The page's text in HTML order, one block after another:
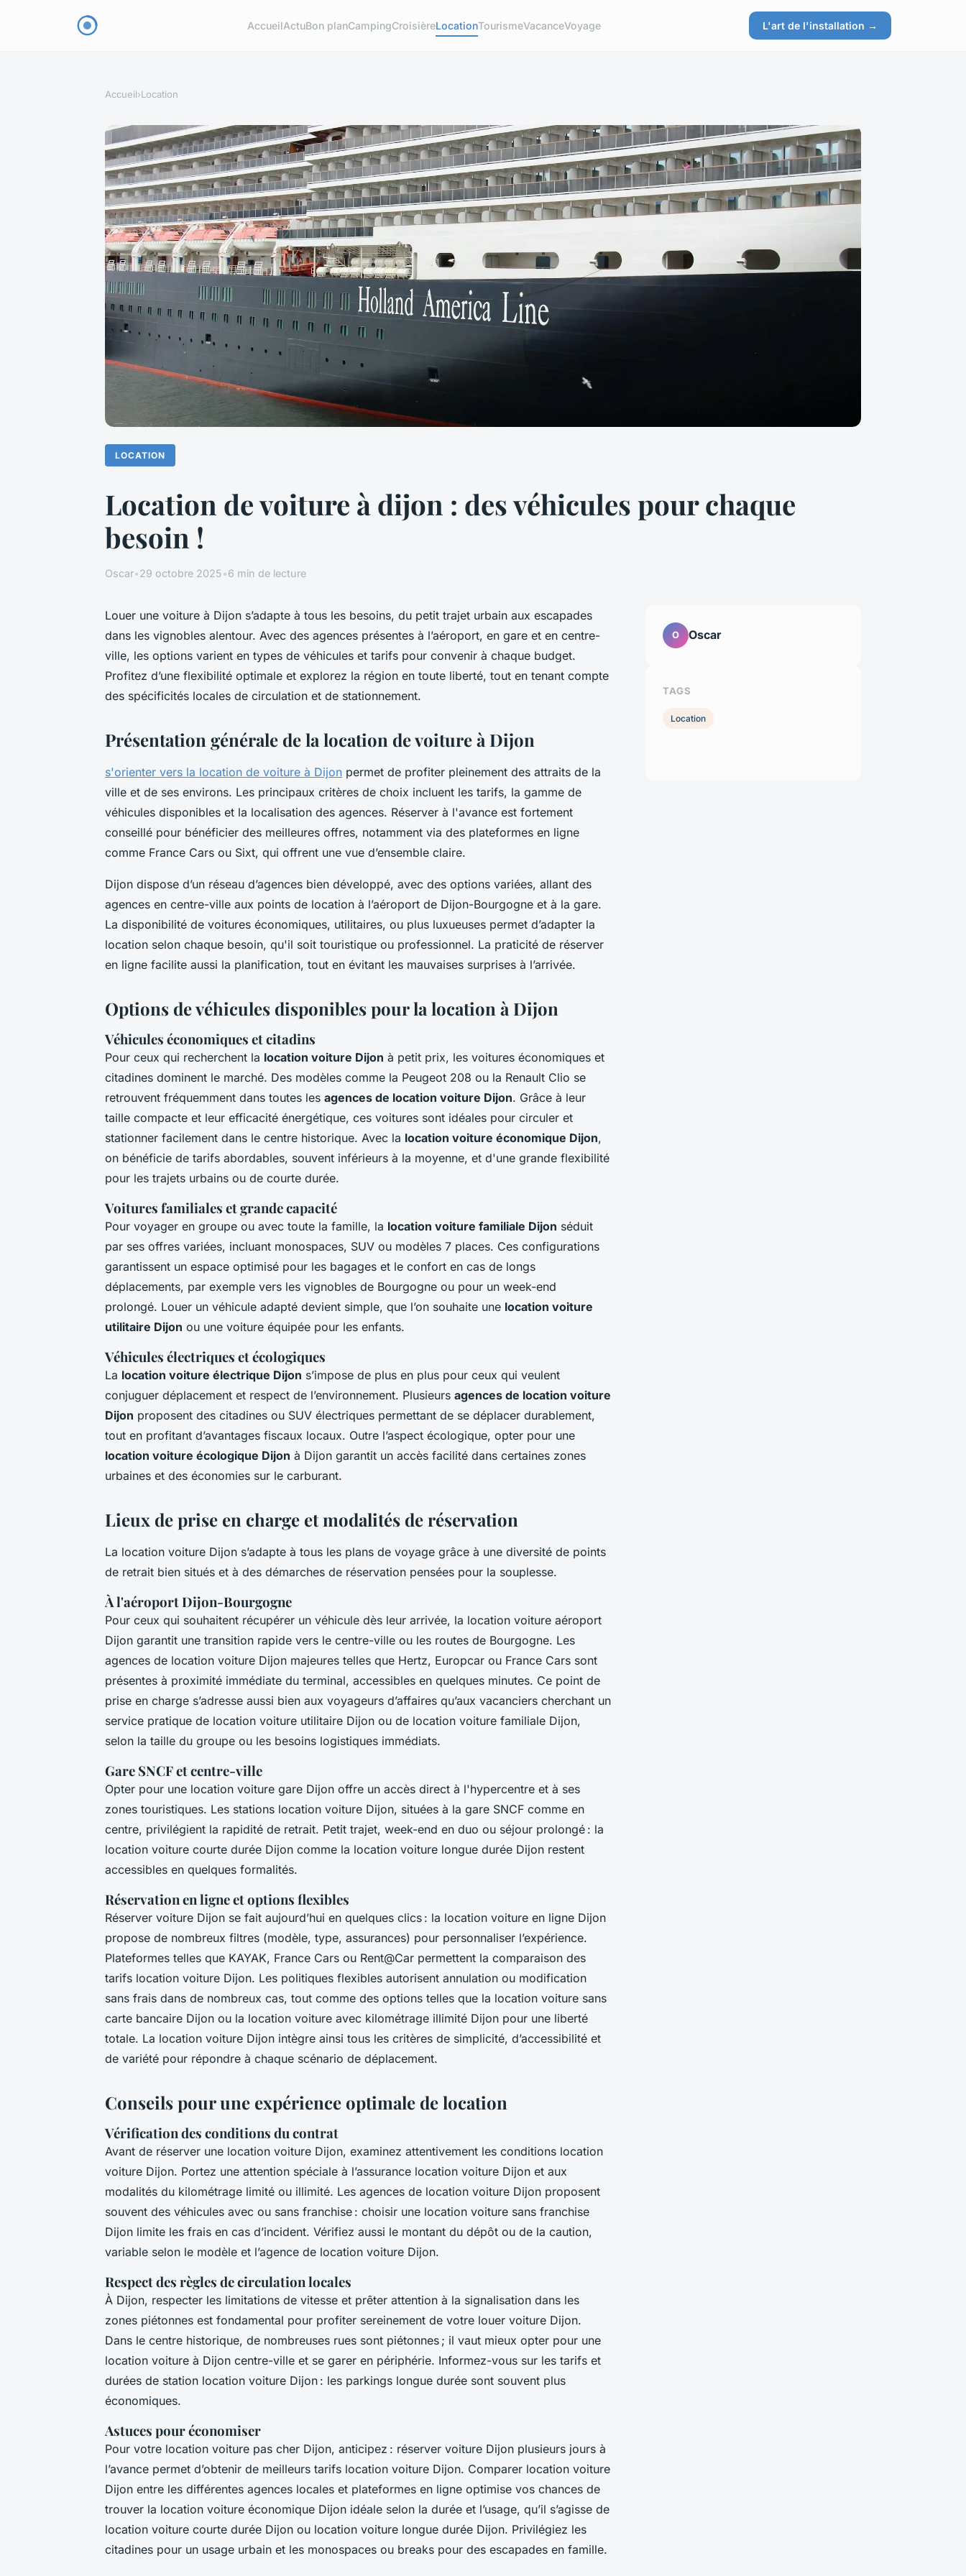
AccueilActuBon planCampingCroisièreLocationTourismeVacanceVoyage L'art de l'installation →
Accueil›Location
LOCATION
Location de voiture à dijon : des véhicules pour chaque
besoin !
Oscar•29 octobre 2025•6 min de lecture
Louer une voiture à Dijon s’adapte à tous les besoins, du petit trajet urbain aux escapades
dans les vignobles alentour. Avec des agences présentes à l’aéroport, en gare et en centre-
ville, les options varient en types de véhicules et tarifs pour convenir à chaque budget.
Profitez d’une flexibilité optimale et explorez la région en toute liberté, tout en tenant compte
des spécificités locales de circulation et de stationnement.
Présentation générale de la location de voiture à Dijon
s'orienter vers la location de voiture à Dijon permet de profiter pleinement des attraits de la
ville et de ses environs. Les principaux critères de choix incluent les tarifs, la gamme de
véhicules disponibles et la localisation des agences. Réserver à l'avance est fortement
conseillé pour bénéficier des meilleures offres, notamment via des plateformes en ligne
comme France Cars ou Sixt, qui offrent une vue d’ensemble claire.
Dijon dispose d’un réseau d’agences bien développé, avec des options variées, allant des
agences en centre-ville aux points de location à l’aéroport de Dijon-Bourgogne et à la gare.
La disponibilité de voitures économiques, utilitaires, ou plus luxueuses permet d’adapter la
location selon chaque besoin, qu'il soit touristique ou professionnel. La praticité de réserver
en ligne facilite aussi la planification, tout en évitant les mauvaises surprises à l’arrivée.
Options de véhicules disponibles pour la location à Dijon
Véhicules économiques et citadins
Pour ceux qui recherchent la location voiture Dijon à petit prix, les voitures économiques et
citadines dominent le marché. Des modèles comme la Peugeot 208 ou la Renault Clio se
retrouvent fréquemment dans toutes les agences de location voiture Dijon. Grâce à leur
taille compacte et leur efficacité énergétique, ces voitures sont idéales pour circuler et
stationner facilement dans le centre historique. Avec la location voiture économique Dijon,
on bénéficie de tarifs abordables, souvent inférieurs à la moyenne, et d'une grande flexibilité
pour les trajets urbains ou de courte durée.
Voitures familiales et grande capacité
Pour voyager en groupe ou avec toute la famille, la location voiture familiale Dijon séduit
par ses offres variées, incluant monospaces, SUV ou modèles 7 places. Ces configurations
garantissent un espace optimisé pour les bagages et le confort en cas de longs
déplacements, par exemple vers les vignobles de Bourgogne ou pour un week-end
prolongé. Louer un véhicule adapté devient simple, que l’on souhaite une location voiture
utilitaire Dijon ou une voiture équipée pour les enfants.
Véhicules électriques et écologiques
La location voiture électrique Dijon s’impose de plus en plus pour ceux qui veulent
conjuguer déplacement et respect de l’environnement. Plusieurs agences de location voiture
Dijon proposent des citadines ou SUV électriques permettant de se déplacer durablement,
tout en profitant d’avantages fiscaux locaux. Outre l’aspect écologique, opter pour une
location voiture écologique Dijon à Dijon garantit un accès facilité dans certaines zones
urbaines et des économies sur le carburant.
Lieux de prise en charge et modalités de réservation
La location voiture Dijon s’adapte à tous les plans de voyage grâce à une diversité de points
de retrait bien situés et à des démarches de réservation pensées pour la souplesse.
À l'aéroport Dijon-Bourgogne
Pour ceux qui souhaitent récupérer un véhicule dès leur arrivée, la location voiture aéroport
Dijon garantit une transition rapide vers le centre-ville ou les routes de Bourgogne. Les
agences de location voiture Dijon majeures telles que Hertz, Europcar ou France Cars sont
présentes à proximité immédiate du terminal, accessibles en quelques minutes. Ce point de
prise en charge s’adresse aussi bien aux voyageurs d’affaires qu’aux vacanciers cherchant un
service pratique de location voiture utilitaire Dijon ou de location voiture familiale Dijon,
selon la taille du groupe ou les besoins logistiques immédiats.
Gare SNCF et centre-ville
Opter pour une location voiture gare Dijon offre un accès direct à l'hypercentre et à ses
zones touristiques. Les stations location voiture Dijon, situées à la gare SNCF comme en
centre, privilégient la rapidité de retrait. Petit trajet, week-end en duo ou séjour prolongé : la
location voiture courte durée Dijon comme la location voiture longue durée Dijon restent
accessibles en quelques formalités.
Réservation en ligne et options flexibles
Réserver voiture Dijon se fait aujourd’hui en quelques clics : la location voiture en ligne Dijon
propose de nombreux filtres (modèle, type, assurances) pour personnaliser l’expérience.
Plateformes telles que KAYAK, France Cars ou Rent@Car permettent la comparaison des
tarifs location voiture Dijon. Les politiques flexibles autorisent annulation ou modification
sans frais dans de nombreux cas, tout comme des options telles que la location voiture sans
carte bancaire Dijon ou la location voiture avec kilométrage illimité Dijon pour une liberté
totale. La location voiture Dijon intègre ainsi tous les critères de simplicité, d’accessibilité et
de variété pour répondre à chaque scénario de déplacement.
Conseils pour une expérience optimale de location
Vérification des conditions du contrat
Avant de réserver une location voiture Dijon, examinez attentivement les conditions location
voiture Dijon. Portez une attention spéciale à l’assurance location voiture Dijon et aux
modalités du kilométrage limité ou illimité. Les agences de location voiture Dijon proposent
souvent des véhicules avec ou sans franchise : choisir une location voiture sans franchise
Dijon limite les frais en cas d’incident. Vérifiez aussi le montant du dépôt ou de la caution,
variable selon le modèle et l’agence de location voiture Dijon.
Respect des règles de circulation locales
À Dijon, respecter les limitations de vitesse et prêter attention à la signalisation dans les
zones piétonnes est fondamental pour profiter sereinement de votre louer voiture Dijon.
Dans le centre historique, de nombreuses rues sont piétonnes ; il vaut mieux opter pour une
location voiture à Dijon centre-ville et se garer en périphérie. Informez-vous sur les tarifs et
durées de station location voiture Dijon : les parkings longue durée sont souvent plus
économiques.
Astuces pour économiser
Pour votre location voiture pas cher Dijon, anticipez : réserver voiture Dijon plusieurs jours à
l’avance permet d’obtenir de meilleurs tarifs location voiture Dijon. Comparer location voiture
Dijon entre les différentes agences locales et plateformes en ligne optimise vos chances de
trouver la location voiture économique Dijon idéale selon la durée et l’usage, qu’il s’agisse de
location voiture courte durée Dijon ou location voiture longue durée Dijon. Privilégiez les
citadines pour un usage urbain et les monospaces ou breaks pour des escapades en famille.
O Oscar
TAGS
Location